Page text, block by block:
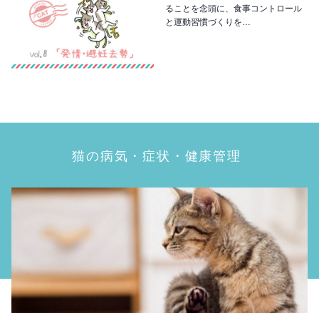
ることを念頭に、食事コントロール
と運動習慣づくりを…
猫の病気・症状・健康管理